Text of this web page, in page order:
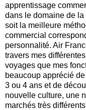
apprentissage
dans le domaine de
soit la meilleure
commercial
personnalité. Air
travers mes
voyages que mes
beaucoup apprécié
3 ou 4 ans et de
nouvelle culture, une
marchés très